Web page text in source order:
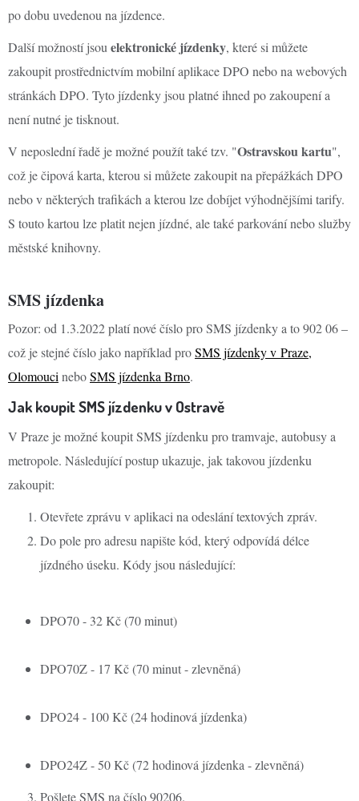
po dobu uvedenou na jízdence.
Další možností jsou elektronické jízdenky, které si můžete
zakoupit prostřednictvím mobilní aplikace DPO nebo na webových
stránkách DPO. Tyto jízdenky jsou platné ihned po zakoupení a
není nutné je tisknout.
V neposlední řadě je možné použít také tzv. "Ostravskou kartu",
což je čipová karta, kterou si můžete zakoupit na přepážkách DPO
nebo v některých trafikách a kterou lze dobíjet výhodnějšími tarify.
S touto kartou lze platit nejen jízdné, ale také parkování nebo služby
městské knihovny.
SMS jízdenka
Pozor: od 1.3.2022 platí nové číslo pro SMS jízdenky a to 902 06 –
což je stejné číslo jako například proSMS jízdenky v Praze,
Olomouci neboSMS jízdenka Brno.
Jak koupit SMS jízdenku v Ostravě
V Praze je možné koupit SMS jízdenku pro tramvaje, autobusy a
metropole. Následující postup ukazuje, jak takovou jízdenku
zakoupit:
Otevřete zprávu v aplikaci na odeslání textových zpráv.
Do pole pro adresu napište kód, který odpovídá délce
jízdného úseku. Kódy jsou následující:
DPO70 - 32 Kč (70 minut)
DPO70Z - 17 Kč (70 minut - zlevněná)
DPO24 - 100 Kč (24 hodinová jízdenka)
DPO24Z - 50 Kč (72 hodinová jízdenka - zlevněná)
Pošlete SMS na číslo 90206.